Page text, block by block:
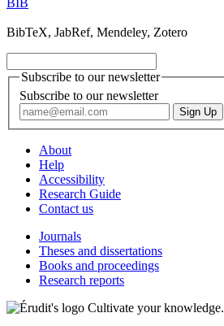
BibTeX, JabRef, Mendeley, Zotero
Subscribe to our newsletter
Subscribe to our newsletter
About
Help
Accessibility
Research Guide
Contact us
Journals
Theses and dissertations
Books and proceedings
Research reports
Cultivate your knowledge.